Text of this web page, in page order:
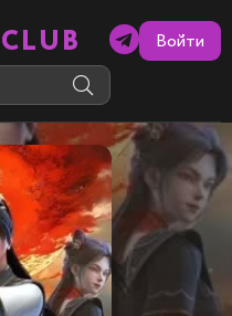
Войти